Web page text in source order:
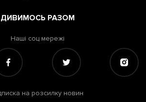
ДИВИМОСЬ РАЗОМ
Наші соц мережі
на розсилку новин